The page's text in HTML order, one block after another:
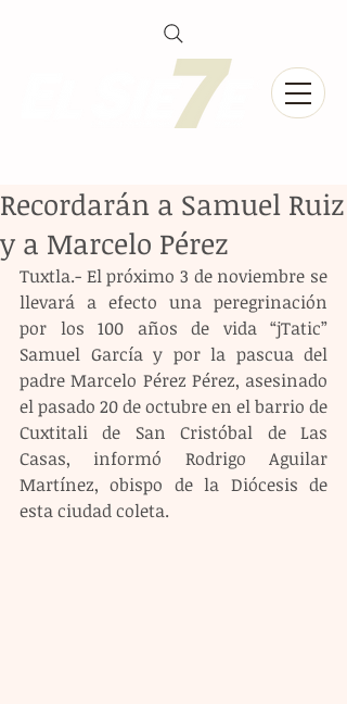
Recordarán a Samuel Ruiz
y a Marcelo Pérez
Tuxtla.- El próximo 3 de noviembre se
llevará a efecto una peregrinación
por los 100 años de vida “jTatic”
Samuel García y por la pascua del
padre Marcelo Pérez Pérez, asesinado
el pasado 20 de octubre en el barrio de
Cuxtitali de San Cristóbal de Las
Casas, informó Rodrigo Aguilar
Martínez, obispo de la Diócesis de
esta ciudad coleta.